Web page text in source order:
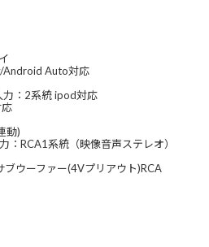
Android Auto対応
力：2系統 ipod対応
動)
：RCA1系統（映像音声ステレオ）
ウーファー(4Vプリアウト)RCA